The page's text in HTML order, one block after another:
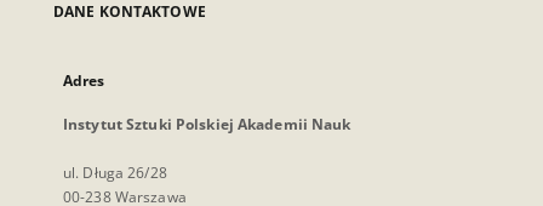
DANE KONTAKTOWE
Adres
Instytut Sztuki Polskiej Akademii Nauk
ul. Długa 26/28
00-238 Warszawa